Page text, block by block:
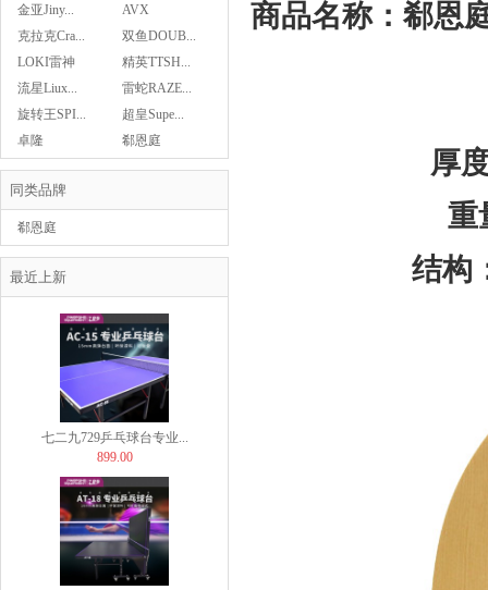
金亚Jiny...
AVX
克拉克Cra...
双鱼DOUB...
LOKI雷神
精英TTSH...
流星Liux...
雷蛇RAZE...
旋转王SPI...
超皇Supe...
卓隆
郗恩庭
同类品牌
郗恩庭
最近上新
Asics亚瑟士乒乓球鞋...
439.00
29.00
七二九729乒乓球台专业...
899.00
商品名称：郗恩
厚
重
结构